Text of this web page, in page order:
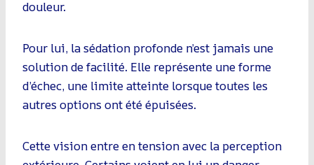
douleur.
Pour lui, la sédation profonde n’est jamais une
solution de facilité. Elle représente une forme
d’échec, une limite atteinte lorsque toutes les
autres options ont été épuisées.
Cette vision entre en tension avec la perception